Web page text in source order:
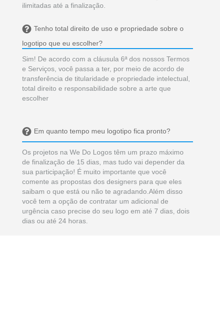
ilimitadas até a finalização.
Tenho total direito de uso e propriedade sobre o
logotipo que eu escolher?
Sim! De acordo com a cláusula 6ª dos nossos Termos
e Serviços, você passa a ter, por meio de acordo de
transferência de titularidade e propriedade intelectual,
total direito e responsabilidade sobre a arte que
escolher
Em quanto tempo meu logotipo fica pronto?
Os projetos na We Do Logos têm um prazo máximo
de finalização de 15 dias, mas tudo vai depender da
sua participação! É muito importante que você
comente as propostas dos designers para que eles
saibam o que está ou não te agradando.Além disso
você tem a opção de contratar um adicional de
urgência caso precise do seu logo em até 7 dias, dois
dias ou até 24 horas.